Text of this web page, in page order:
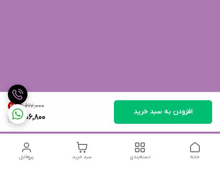
۱٬۶۱۷٬۰۰۰ 25%
1,206,800
افزودن به سبد خرید
پروفایل سبد خرید دسته‌بندی خانه